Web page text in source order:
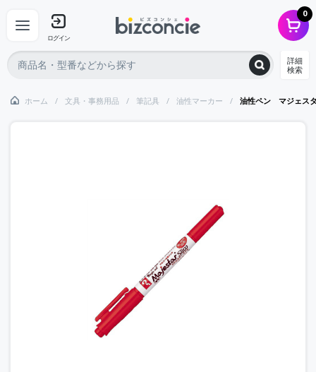
ログイン
0
詳細
検索
ホーム 文具・事務用品 筆記具 油性マーカー 油性ペン マジェス